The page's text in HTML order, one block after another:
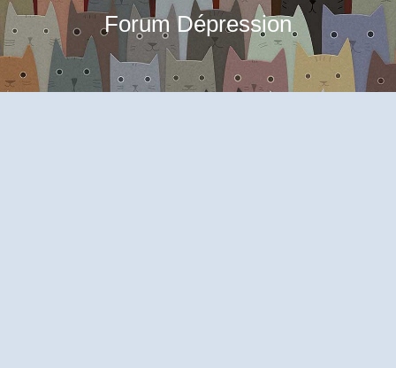
Forum Dépression